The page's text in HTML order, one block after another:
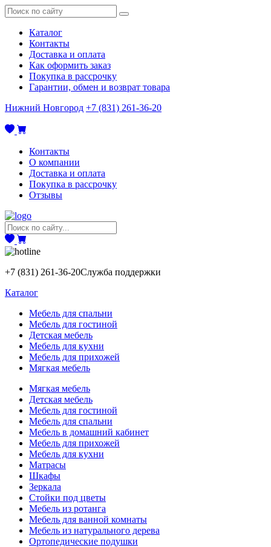
Каталог
Контакты
Доставка и оплата
Как оформить заказ
Покупка в рассрочку
Гарантии, обмен и возврат товара
Нижний Новгород +7 (831) 261-36-20
Контакты
О компании
Доставка и оплата
Покупка в рассрочку
Отзывы
+7 (831) 261-36-20Служба поддержки
Каталог
Мебель для спальни
Мебель для гостиной
Детская мебель
Мебель для кухни
Мебель для прихожей
Мягкая мебель
Мягкая мебель
Детская мебель
Мебель для гостиной
Мебель для спальни
Мебель в домашний кабинет
Мебель для прихожей
Мебель для кухни
Матрасы
Шкафы
Зеркала
Стойки под цветы
Мебель из ротанга
Мебель для ванной комнаты
Мебель из натурального дерева
Ортопедические подушки